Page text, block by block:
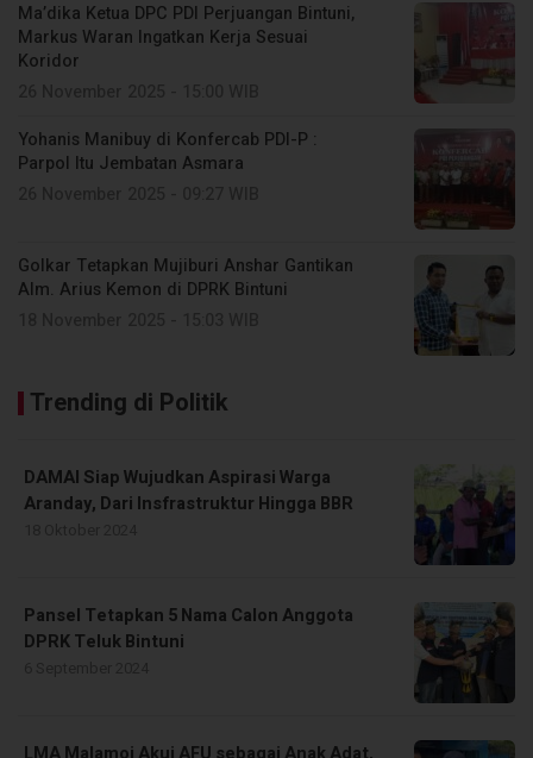
Ma’dika Ketua DPC PDI Perjuangan Bintuni,
Markus Waran Ingatkan Kerja Sesuai
Koridor
Yohanis Manibuy di Konfercab PDI-P :
Parpol Itu Jembatan Asmara
Golkar Tetapkan Mujiburi Anshar Gantikan
Alm. Arius Kemon di DPRK Bintuni
Trending di Politik
DAMAI Siap Wujudkan Aspirasi Warga
Aranday, Dari Insfrastruktur Hingga BBR
Pansel Tetapkan 5 Nama Calon Anggota
DPRK Teluk Bintuni